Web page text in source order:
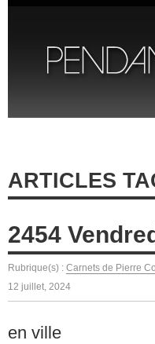
ARTICLES
2454
Rubrique(s) : Carnets de Pierre
12 juillet, 2024
en ville